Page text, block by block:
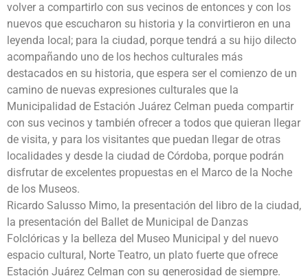
volver a compartirlo con sus vecinos de entonces y con los
nuevos que escucharon su historia y la convirtieron en una
leyenda local; para la ciudad, porque tendrá a su hijo dilecto
acompañando uno de los hechos culturales más
destacados en su historia, que espera ser el comienzo de un
camino de nuevas expresiones culturales que la
Municipalidad de Estación Juárez Celman pueda compartir
con sus vecinos y también ofrecer a todos que quieran llegar
de visita, y para los visitantes que puedan llegar de otras
localidades y desde la ciudad de Córdoba, porque podrán
disfrutar de excelentes propuestas en el Marco de la Noche
de los Museos.
Ricardo Salusso Mimo, la presentación del libro de la ciudad,
la presentación del Ballet de Municipal de Danzas
Folclóricas y la belleza del Museo Municipal y del nuevo
espacio cultural, Norte Teatro, un plato fuerte que ofrece
Estación Juárez Celman con su generosidad de siempre.